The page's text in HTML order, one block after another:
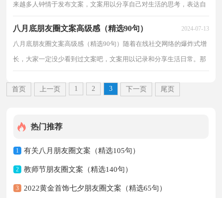
来越多人钟情于发布文案，文案用以分享自己对生活的思考，表达自
八月底朋友圈文案高级感（精选90句） 2024-07-13
八月底朋友圈文案高级感（精选90句）随着在线社交网络的爆炸式增
长，大家一定没少看到过文案吧，文案用以记录和分享生活日常。那
首页
上一页 1 2 3 下一页 尾页
热门推荐
1 有关八月朋友圈文案（精选105句）
2 教师节朋友圈文案（精选140句）
3 2022黄金首饰七夕朋友圈文案（精选65句）